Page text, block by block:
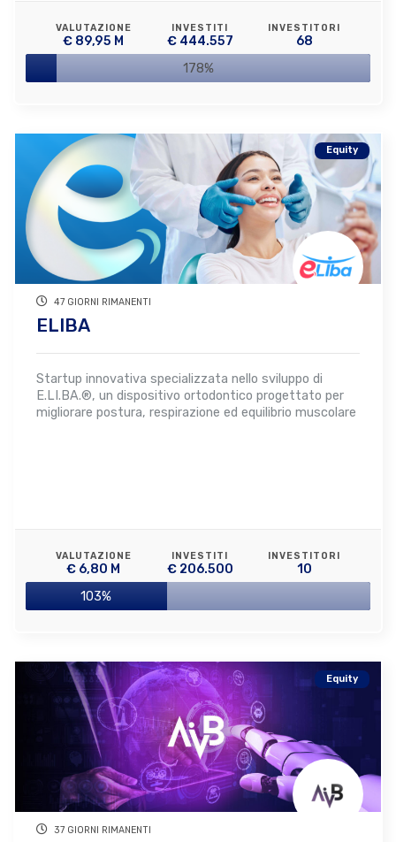
VALUTAZIONE
€ 89,95 M
INVESTITI
€ 444.557
INVESTITORI
68
178%
Equity
47 GIORNI RIMANENTI
ELIBA
Startup innovativa specializzata nello sviluppo di
E.LI.BA.®, un dispositivo ortodontico progettato per
migliorare postura, respirazione ed equilibrio muscolare
VALUTAZIONE
€ 6,80 M
INVESTITI
€ 206.500
INVESTITORI
10
103%
Equity
37 GIORNI RIMANENTI